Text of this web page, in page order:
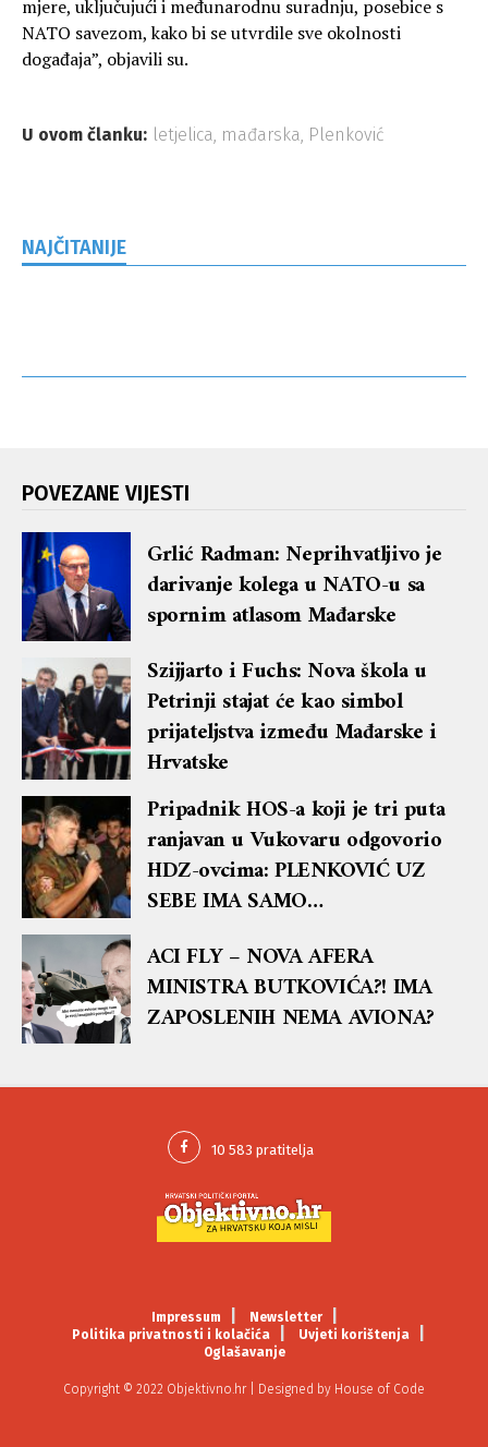
mjere, uključujući i međunarodnu suradnju, posebice s
NATO savezom, kako bi se utvrdile sve okolnosti
događaja”, objavili su.
U ovom članku: letjelica mađarska Plenković
NAJČITANIJE
POVEZANE VIJESTI
Grlić Radman: Neprihvatljivo je
darivanje kolega u NATO-u sa
spornim atlasom Mađarske
Szijjarto i Fuchs: Nova škola u
Petrinji stajat će kao simbol
prijateljstva između Mađarske i
Hrvatske
Pripadnik HOS-a koji je tri puta
ranjavan u Vukovaru odgovorio
HDZ-ovcima: PLENKOVIĆ UZ
SEBE IMA SAMO
ACI FLY – NOVA AFERA
MINISTRA BUTKOVIĆA?! IMA
ZAPOSLENIH NEMA AVIONA?
Impressum
Newsletter
Politika privatnosti i kolačića
Uvjeti korištenja
Oglašavanje
Copyright © 2022 Objektivno.hr | Designed by House of Code